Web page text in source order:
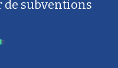
de subventions